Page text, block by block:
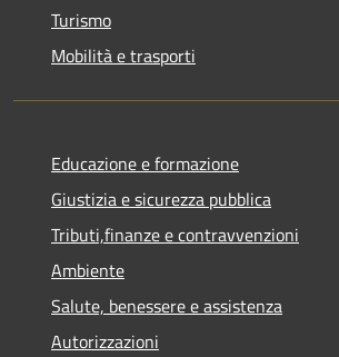
Turismo
Mobilità e trasporti
Educazione e formazione
Giustizia e sicurezza pubblica
Tributi,finanze e contravvenzioni
Ambiente
Salute, benessere e assistenza
Autorizzazioni